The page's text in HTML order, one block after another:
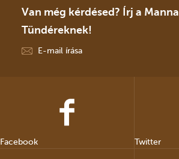
Van még kérdésed? Írj a Manna
Tündéreknek!
E-mail írása
Facebook Twitter